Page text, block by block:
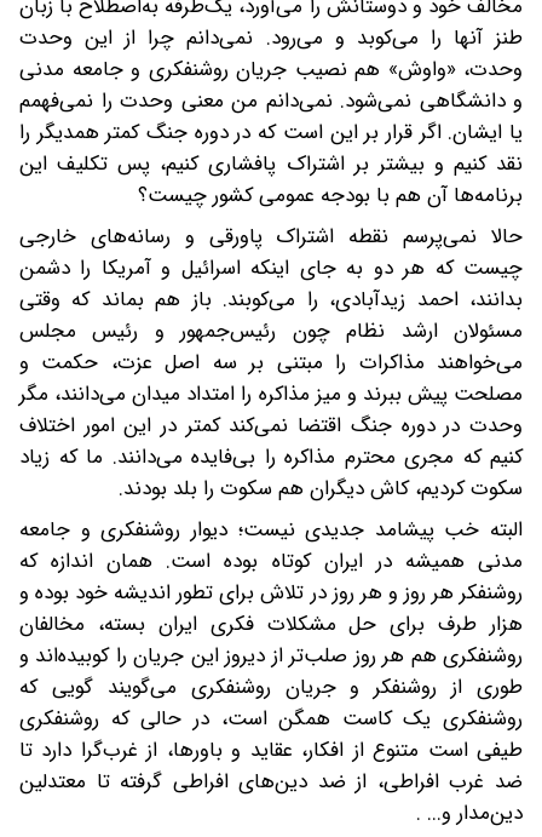
مخالف خود و دوستانش را می‌آورد، یک‌طرفه به‌اصطلاح با زبان
طنز آنها را می‌کوبد و می‌رود. نمی‌دانم چرا از این وحدت
وحدت، «واوش» هم نصیب جریان روشنفکری و جامعه مدنی
و دانشگاهی نمی‌شود. نمی‌دانم من معنی وحدت را نمی‌فهمم
یا ایشان. اگر قرار بر این است که در دوره جنگ کمتر همدیگر را
نقد کنیم و بیشتر بر اشتراک پافشاری کنیم، پس تکلیف این
برنامه‌ها آن هم با بودجه عمومی کشور چیست؟
حالا نمی‌پرسم نقطه اشتراک پاورقی و رسانه‌های خارجی
چیست که هر دو به جای اینکه اسرائیل و آمریکا را دشمن
بدانند، احمد زیدآبادی، را می‌کوبند. باز هم بماند که وقتی
مسئولان ارشد نظام چون رئیس‌جمهور و رئیس مجلس
می‌خواهند مذاکرات را مبتنی بر سه اصل عزت، حکمت و
مصلحت پیش ببرند و میز مذاکره را امتداد میدان می‌دانند، مگر
وحدت در دوره جنگ اقتضا نمی‌کند کمتر در این امور اختلاف
کنیم که مجری محترم مذاکره را بی‌فایده می‌دانند. ما که زیاد
سکوت کردیم، کاش دیگران هم سکوت را بلد بودند.
البته خب پیشامد جدیدی نیست؛ دیوار روشنفکری و جامعه
مدنی همیشه در ایران کوتاه بوده است. همان اندازه که
روشنفکر هر روز و هر روز در تلاش برای تطور اندیشه خود بوده و
هزار طرف برای حل مشکلات فکری ایران بسته، مخالفان
روشنفکری هم هر روز صلب‌تر از دیروز این جریان را کوبیده‌اند و
طوری از روشنفکر و جریان روشنفکری می‌گویند گویی که
روشنفکری یک کاست همگن است، در حالی که روشنفکری
طیفی است متنوع از افکار، عقاید و باورها، از غرب‌گرا دارد تا
ضد غرب افراطی، از ضد دین‌های افراطی گرفته تا معتدلین
دین‌مدار و... .